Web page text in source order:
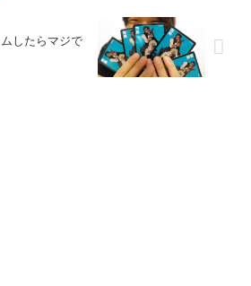
したらマジで